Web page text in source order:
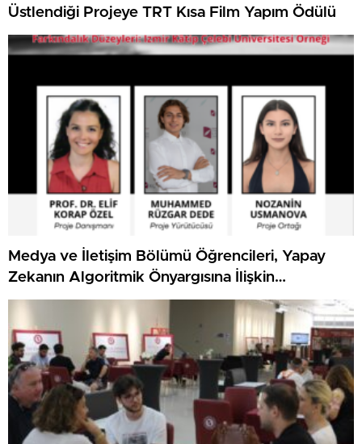
Üstlendiği Projeye TRT Kısa Film Yapım Ödülü
Medya ve İletişim Bölümü Öğrencileri, Yapay
Zekanın Algoritmik Önyargısına İlişkin
Farkındalık Düzeylerini Araştıracak